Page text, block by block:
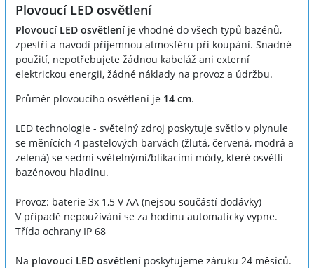
Plovoucí LED osvětlení
Plovoucí LED osvětleníje vhodné do všech typů bazénů,
zpestří a navodí příjemnou atmosféru při koupání. Snadné
použití, nepotřebujete žádnou kabeláž ani externí
elektrickou energii, žádné náklady na provoz a údržbu.
Průměr plovoucího osvětlení je 14 cm.
LED technologie - světelný zdroj poskytuje světlo v plynule
se měnících 4 pastelových barvách (žlutá, červená, modrá a
zelená) se sedmi světelnými/blikacími módy, které osvětlí
bazénovou hladinu.
Provoz: baterie 3x 1,5 V AA (nejsou součástí dodávky)
V případě nepoužívání se za hodinu automaticky vypne.
Třída ochrany IP 68
Na plovoucí LED osvětleníposkytujeme záruku 24 měsíců.